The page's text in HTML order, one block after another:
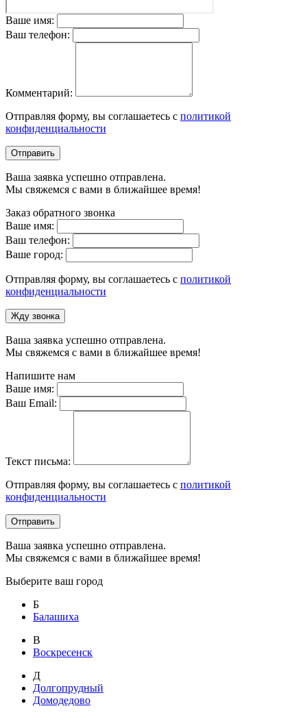
Ваше имя:
Ваш телефон:
Комментарий:
Отправляя форму, вы соглашаетесь с политикой
конфиденциальности
Отправить
Ваша заявка успешно отправлена.
Мы свяжемся с вами в ближайшее время!
Заказ обратного звонка
Ваше имя:
Ваш телефон:
Ваше город:
Отправляя форму, вы соглашаетесь с политикой
конфиденциальности
Жду звонка
Ваша заявка успешно отправлена.
Мы свяжемся с вами в ближайшее время!
Напишите нам
Ваше имя:
Ваш Email:
Текст письма:
Отправляя форму, вы соглашаетесь с политикой
конфиденциальности
Отправить
Ваша заявка успешно отправлена.
Мы свяжемся с вами в ближайшее время!
Выберите ваш город
Б
Балашиха
В
Воскресенск
Д
Долгопрудный
Домодедово